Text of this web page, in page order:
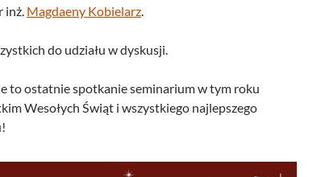
inż. Magdaeny Kobielarz.
do udziału w dyskusji.
to ostatnie spotkanie seminarium w tym roku
Wesołych Świąt i wszystkiego najlepszego